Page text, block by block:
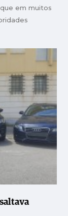
em muitos